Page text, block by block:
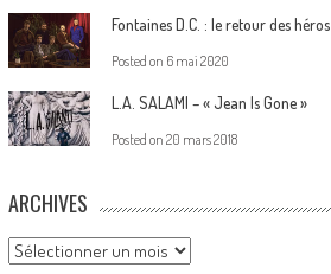
Fontaines D.C. : le retour des héros
Posted on 6 mai 2020
L.A. SALAMI – « Jean Is Gone »
Posted on 20 mars 2018
ARCHIVES
Archives